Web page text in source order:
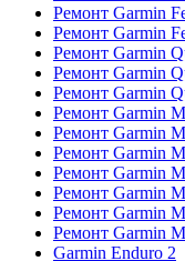
Ремонт Garmin
Ремонт Garmin
Ремонт Garmin
Ремонт Garmin
Ремонт Garmin
Ремонт Garmin
Ремонт Garmin
Ремонт Garmin
Ремонт Garmin
Ремонт Garmin
Ремонт Garmin
Ремонт Garmin
Garmin Enduro 2